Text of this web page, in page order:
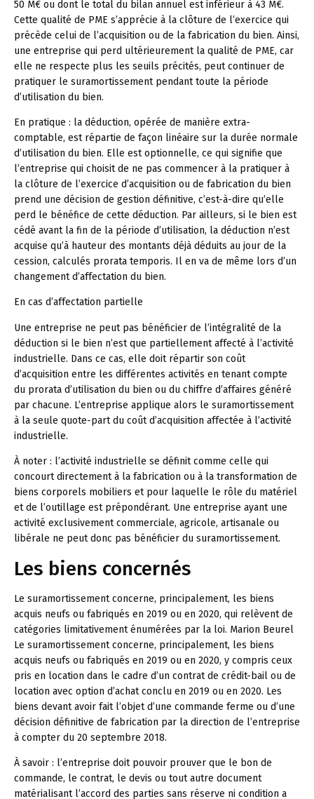
50 M€ ou dont le total du bilan annuel est inférieur à 43 M€.
Cette qualité de PME s’apprécie à la clôture de l’exercice qui
précède celui de l’acquisition ou de la fabrication du bien. Ainsi,
une entreprise qui perd ultérieurement la qualité de PME, car
elle ne respecte plus les seuils précités, peut continuer de
pratiquer le suramortissement pendant toute la période
d’utilisation du bien.
En pratique : la déduction, opérée de manière extra-
comptable, est répartie de façon linéaire sur la durée normale
d’utilisation du bien. Elle est optionnelle, ce qui signifie que
l’entreprise qui choisit de ne pas commencer à la pratiquer à
la clôture de l’exercice d’acquisition ou de fabrication du bien
prend une décision de gestion définitive, c’est-à-dire qu’elle
perd le bénéfice de cette déduction. Par ailleurs, si le bien est
cédé avant la fin de la période d’utilisation, la déduction n’est
acquise qu’à hauteur des montants déjà déduits au jour de la
cession, calculés prorata temporis. Il en va de même lors d’un
changement d’affectation du bien.
En cas d’affectation partielle
Une entreprise ne peut pas bénéficier de l’intégralité de la
déduction si le bien n’est que partiellement affecté à l’activité
industrielle. Dans ce cas, elle doit répartir son coût
d’acquisition entre les différentes activités en tenant compte
du prorata d’utilisation du bien ou du chiffre d’affaires généré
par chacune. L’entreprise applique alors le suramortissement
à la seule quote-part du coût d’acquisition affectée à l’activité
industrielle.
À noter : l’activité industrielle se définit comme celle qui
concourt directement à la fabrication ou à la transformation de
biens corporels mobiliers et pour laquelle le rôle du matériel
et de l’outillage est prépondérant. Une entreprise ayant une
activité exclusivement commerciale, agricole, artisanale ou
libérale ne peut donc pas bénéficier du suramortissement.
Les biens concernés
Le suramortissement concerne, principalement, les biens
acquis neufs ou fabriqués en 2019 ou en 2020, qui relèvent de
catégories limitativement énumérées par la loi. Marion Beurel
Le suramortissement concerne, principalement, les biens
acquis neufs ou fabriqués en 2019 ou en 2020, y compris ceux
pris en location dans le cadre d’un contrat de crédit-bail ou de
location avec option d’achat conclu en 2019 ou en 2020. Les
biens devant avoir fait l’objet d’une commande ferme ou d’une
décision définitive de fabrication par la direction de l’entreprise
à compter du 20 septembre 2018.
À savoir : l’entreprise doit pouvoir prouver que le bon de
commande, le contrat, le devis ou tout autre document
matérialisant l’accord des parties sans réserve ni condition a